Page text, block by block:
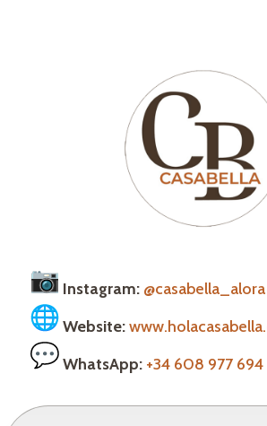
Instagram: @casabella_alora
Website:
WhatsApp: +34 608 977 694